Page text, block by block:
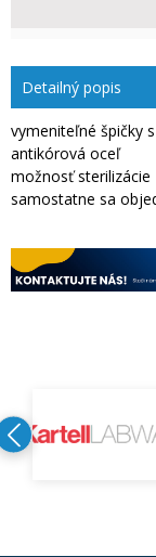
Detailný popis
vymeniteľné špičky
antikórová oceľ
možnosť sterilizácie
samostatne sa